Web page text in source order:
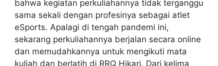
bahwa kegiatan perkuliahannya tidak terganggu
sama sekali dengan profesinya sebagai atlet
eSports. Apalagi di tengah pandemi ini,
sekarang perkuliahannya berjalan secara online
dan memudahkannya untuk mengikuti mata
kuliah dan berlatih di RRQ Hikari. Dari kelima